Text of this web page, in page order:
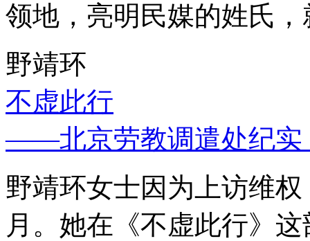
领地，亮明民媒的姓氏
野靖环
不虚此行
——北京劳教调遣处纪实
野靖环女士因为上访维
月。她在《不虚此行》